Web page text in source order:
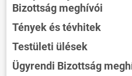
Bizottság meghívói
Tények és tévhitek
Testületi ülések
Ügyrendi Bizottság